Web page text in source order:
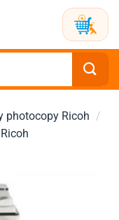
photocopy Ricoh /